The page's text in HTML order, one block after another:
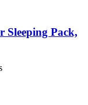
Sleeping Pack,